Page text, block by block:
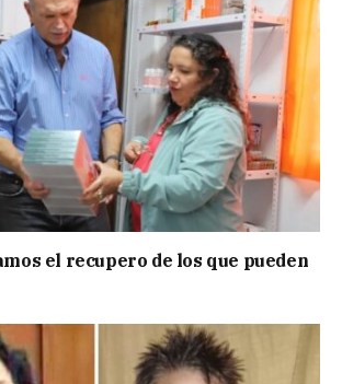
el recupero de los que pueden